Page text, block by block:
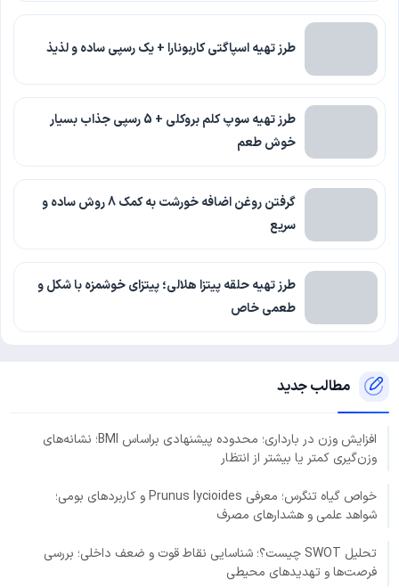
طرز تهیه اسپاگتی کاربونارا + یک رسپی ساده و لذیذ
طرز تهیه سوپ کلم بروکلی + 5 رسپی جذاب بسیار
خوش طعم
گرفتن روغن اضافه خورشت به کمک 8 روش ساده و
سریع
طرز تهیه حلقه پیتزا هلالی؛ پیتزای خوشمزه با شکل و
طعمی خاص
مطالب جدید
افزایش وزن در بارداری؛ محدوده پیشنهادی براساس BMI؛ نشانه‌های
وزن‌گیری کمتر یا بیشتر از انتظار
خواص گیاه تنگرس؛ معرفی Prunus lycioides و کاربردهای بومی؛
شواهد علمی و هشدارهای مصرف
تحلیل SWOT چیست؟؛ شناسایی نقاط قوت و ضعف داخلی؛ بررسی
فرصت‌ها و تهدیدهای محیطی